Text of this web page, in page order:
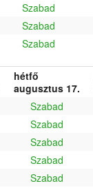
Szabad
Szabad
Szabad
hétfő
augusztus 17.
Szabad
Szabad
Szabad
Szabad
Szabad